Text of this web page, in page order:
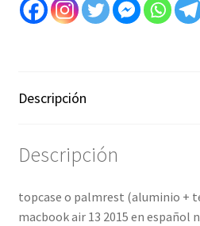
886443486b
Descripción
Descripción
topcase o palmrest (aluminio +
macbook air 13 2015 en